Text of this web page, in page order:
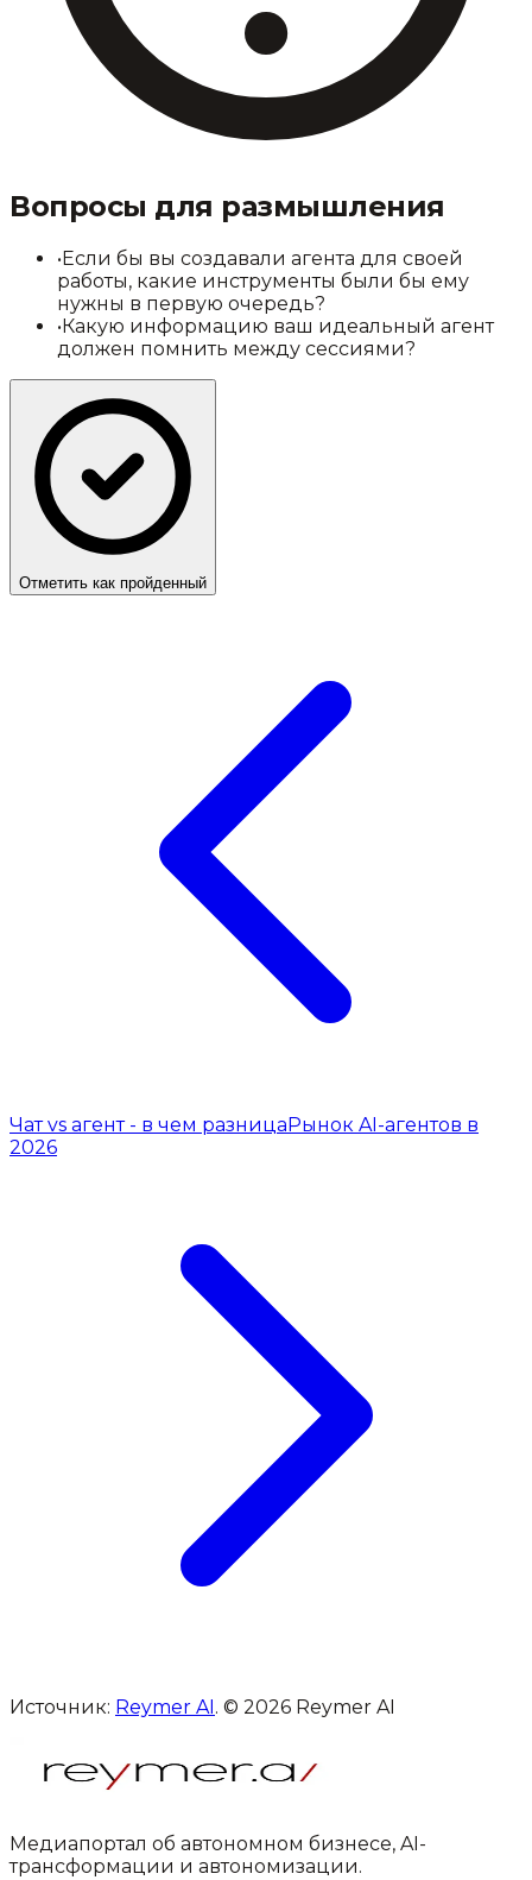
Вопросы для размышления
• Если бы вы создавали агента для своей
работы, какие инструменты были бы ему
нужны в первую очередь?
• Какую информацию ваш идеальный агент
должен помнить между сессиями?
Отметить как пройденный
Чат vs агент - в чем разница Рынок AI-агентов в
2026
Источник: Reymer AI . © 2026 Reymer AI
Медиапортал об автономном бизнесе, AI-
трансформации и автономизации.